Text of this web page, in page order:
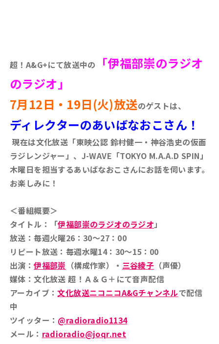
超！A&G+にて放送中の
「伊福部崇のラジオ
のラジオ」
7月12日・19日(火)放送のゲストは、
ディレクターのあいばなおこさん！
現在は文化放送「東映公認 鈴村健一・神谷浩史の仮面
ラジレンジャー」、J-WAVE「TOKYO M.A.A.D SPIN」
木曜日を担当するあいばなおこ さんにお話を伺います。
お楽しみに！
＜番組概要＞
タイトル：「伊福部崇のラジオのラジオ」
放送：毎週火曜26：30～27：00
リピート放送：毎週水曜14：30～15：00
出演：伊福部崇 （構成作家）・ 三谷綾子 （声優）
媒体：文化放送 超！Ａ＆Ｇ＋にて音声配信
アーカイブ：文化放送ニコニコA&Gチャンネルで配信
中
ツイッター： @radioradio1134
メール： radioradio@joqr.net